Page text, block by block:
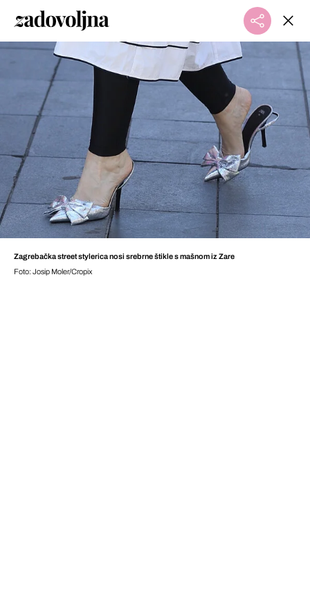
Zagrebačka street stylerica nosi srebrne štikle s mašnom iz Zare
Foto: Josip Moler/Cropix